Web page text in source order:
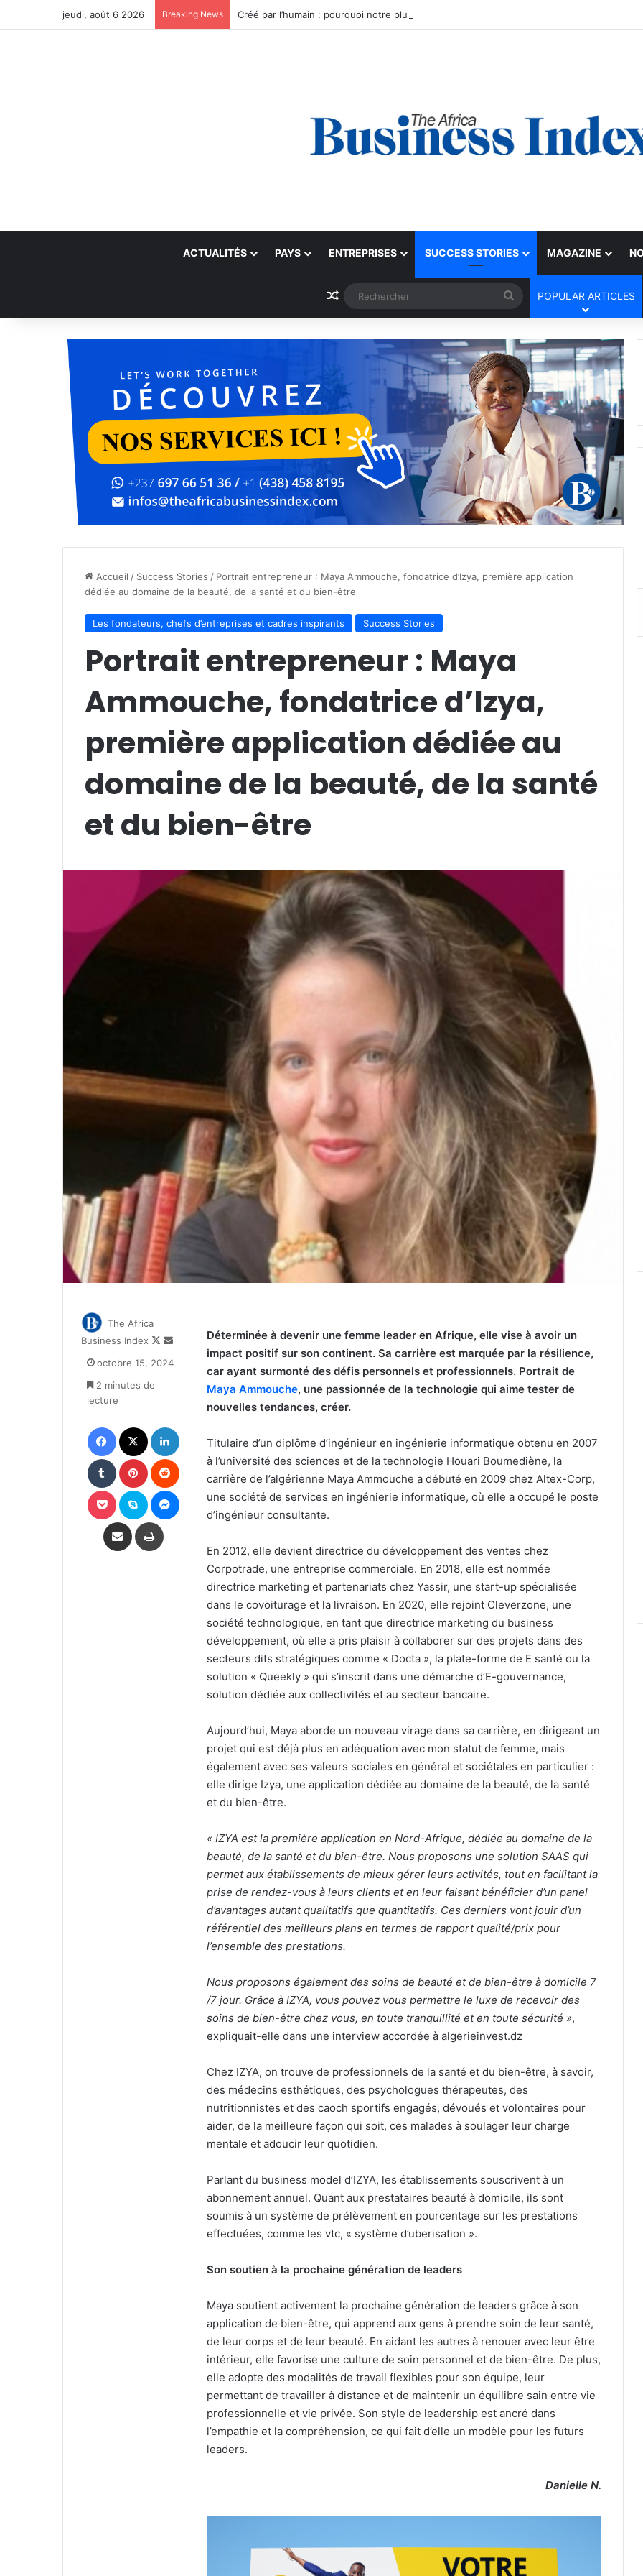
jeudi, août 6 2026 Breaking News
ACTUALITÉS PAYS ENTREPRISES SUCCESS STORIES MAGAZINE
Article Aléatoire Rechercher
POPULAR ARTICLES
Accueil / Success Stories / Portrait entrepreneur : Maya Ammouche, fondatrice d’Izya, première application
dédiée au domaine de la beauté, de la santé et du bien-être
Les fondateurs, chefs d’entreprises et cadres inspirants Success Stories
Portrait entrepreneur : Maya
Ammouche, fondatrice d’Izya,
première application dédiée au
domaine de la beauté, de la santé
et du bien-être
Déterminée à devenir une femme leader en Afrique, elle vise à avoir un
impact positif sur son continent. Sa carrière est marquée par la résilience,
car ayant surmonté des défis personnels et professionnels. Portrait de
Maya Ammouche, une passionnée de la technologie qui aime tester de
nouvelles tendances, créer.
Titulaire d’un diplôme d’ingénieur en ingénierie informatique obtenu en 2007
à l’université des sciences et de la technologie Houari Boumediène, la
carrière de l’algérienne Maya Ammouche a débuté en 2009 chez Altex-Corp,
une société de services en ingénierie informatique, où elle a occupé le poste
d’ingénieur consultante.
En 2012, elle devient directrice du développement des ventes chez
Corpotrade, une entreprise commerciale. En 2018, elle est nommée
directrice marketing et partenariats chez Yassir, une start-up spécialisée
dans le covoiturage et la livraison. En 2020, elle rejoint Cleverzone, une
société technologique, en tant que directrice marketing du business
développement, où elle a pris plaisir à collaborer sur des projets dans des
secteurs dits stratégiques comme « Docta », la plate-forme de E santé ou la
solution « Queekly » qui s’inscrit dans une démarche d’E-gouvernance,
solution dédiée aux collectivités et au secteur bancaire.
Aujourd’hui, Maya aborde un nouveau virage dans sa carrière, en dirigeant un
projet qui est déjà plus en adéquation avec mon statut de femme, mais
également avec ses valeurs sociales en général et sociétales en particulier :
elle dirige Izya, une application dédiée au domaine de la beauté, de la santé
et du bien-être.
« IZYA est la première application en Nord-Afrique, dédiée au domaine de la
beauté, de la santé et du bien-être. Nous proposons une solution SAAS qui
permet aux établissements de mieux gérer leurs activités, tout en facilitant la
prise de rendez-vous à leurs clients et en leur faisant bénéficier d’un panel
d’avantages autant qualitatifs que quantitatifs. Ces derniers vont jouir d’un
référentiel des meilleurs plans en termes de rapport qualité/prix pour
l’ensemble des prestations.
Nous proposons également des soins de beauté et de bien-être à domicile 7
/7 jour. Grâce à IZYA, vous pouvez vous permettre le luxe de recevoir des
soins de bien-être chez vous, en toute tranquillité et en toute sécurité »,
expliquait-elle dans une interview accordée à algerieinvest.dz
Chez IZYA, on trouve de professionnels de la santé et du bien-être, à savoir,
des médecins esthétiques, des psychologues thérapeutes, des
nutritionnistes et des caoch sportifs engagés, dévoués et volontaires pour
aider, de la meilleure façon qui soit, ces malades à soulager leur charge
mentale et adoucir leur quotidien.
Parlant du business model d’IZYA, les établissements souscrivent à un
abonnement annuel. Quant aux prestataires beauté à domicile, ils sont
soumis à un système de prélèvement en pourcentage sur les prestations
effectuées, comme les vtc, « système d’uberisation ».
Son soutien à la prochaine génération de leaders
Maya soutient activement la prochaine génération de leaders grâce à son
application de bien-être, qui apprend aux gens à prendre soin de leur santé,
de leur corps et de leur beauté. En aidant les autres à renouer avec leur être
intérieur, elle favorise une culture de soin personnel et de bien-être. De plus,
elle adopte des modalités de travail flexibles pour son équipe, leur
permettant de travailler à distance et de maintenir un équilibre sain entre vie
professionnelle et vie privée. Son style de leadership est ancré dans
l’empathie et la compréhension, ce qui fait d’elle un modèle pour les futurs
leaders.
Danielle N.
The Africa
Business Index
Follow
X
Envoyer
courriel
octobre 15, 2024
2 minutes de
lecture
Facebook
Tumblr Pinterest
Pocket Skype
Partager par email Imprimer